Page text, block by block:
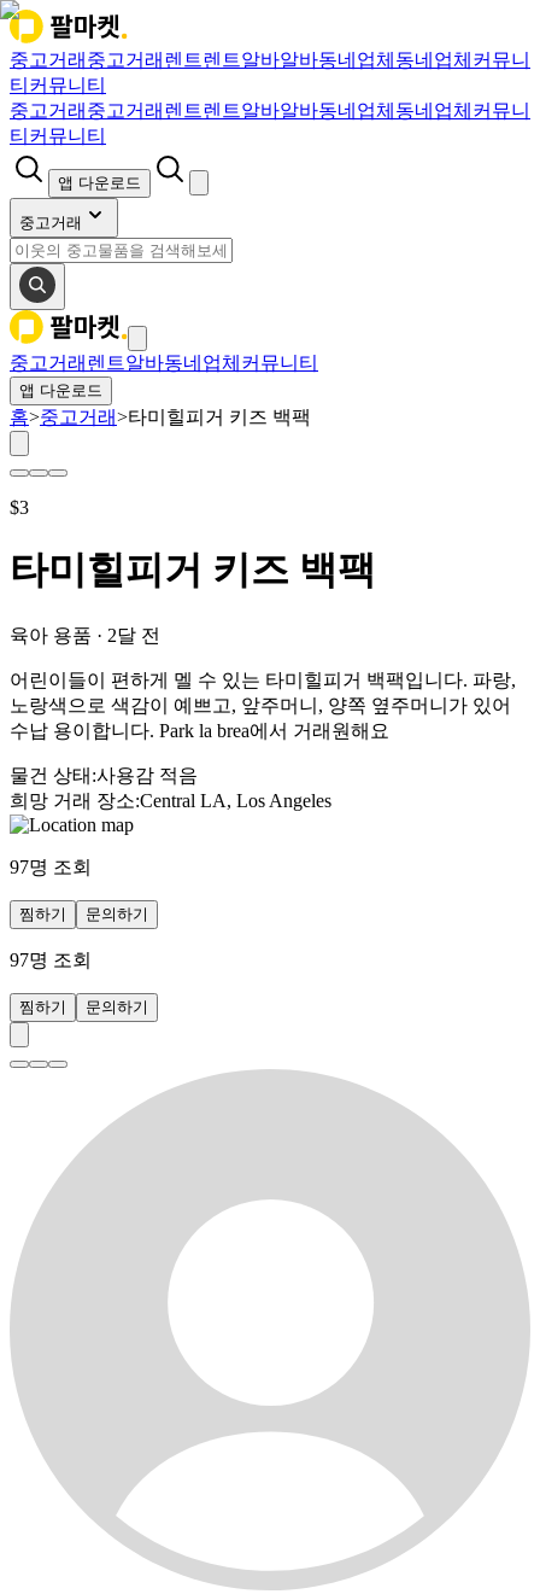
중고거래 중고거래 렌트렌트알바알바동네업체 동네업체 커뮤니
티 커뮤니티
중고거래 중고거래 렌트렌트알바알바동네업체 동네업체 커뮤니
티 커뮤니티
앱 다운로드
중고거래
중고거래 렌트알바동네업체 커뮤니티
앱 다운로드
홈>중고거래>타미힐피거 키즈 백팩
$3
타미힐피거 키즈 백팩
육아 용품 · 2달 전
어린이들이 편하게 멜 수 있는 타미힐피거 백팩입니다. 파랑,
노랑색으로 색감이 예쁘고, 앞주머니, 양쪽 옆주머니가 있어
수납 용이합니다. Park la brea에서 거래원해요
물건 상태 :사용감 적음
희망 거래 장소:Central LA, Los Angeles
97명 조회
찜하기 문의하기
97명 조회
찜하기 문의하기